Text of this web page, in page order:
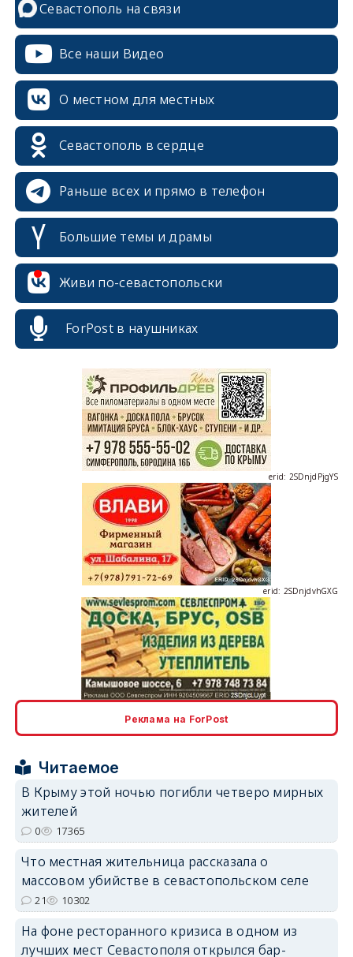
Севастополь на связи
Все наши Видео
О местном для местных
Севастополь в сердце
Раньше всех и прямо в телефон
Большие темы и драмы
Живи по-севастопольски
ForPost в наушниках
erid: 2SDnjdvhGXG
erid: 2SDnjcLUypt
erid: 2SDnjcrDNw6
Реклама на ForPost
Читаемое
В Крыму этой ночью погибли четверо мирных
жителей
0 17365
Что местная жительница рассказала о
массовом убийстве в севастопольском селе
21 10302
На фоне ресторанного кризиса в одном из
лучших мест Севастополя открылся бар-